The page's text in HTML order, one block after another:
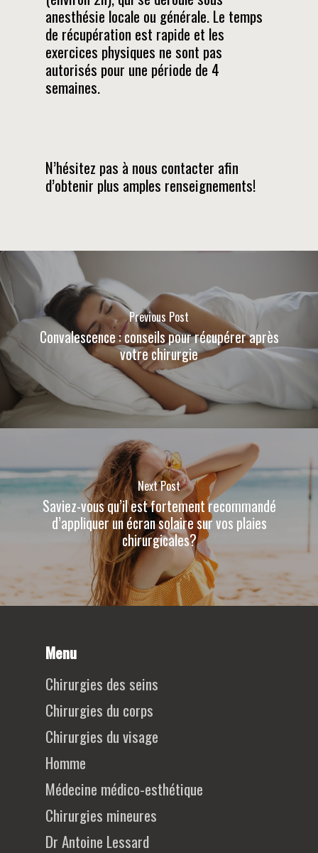
anesthésie locale ou générale. Le temps
de récupération est rapide et les
exercices physiques ne sont pas
autorisés pour une période de 4
semaines.
N’hésitez pas à nous contacter afin
d’obtenir plus amples renseignements!
Previous Post
Convalescence : conseils pour récupérer après
votre chirurgie
Next Post
Saviez-vous qu’il est fortement recommandé
d’appliquer un écran solaire sur vos plaies
chirurgicales?
Menu
Chirurgies des seins
Chirurgies du corps
Chirurgies du visage
Homme
Médecine médico-esthétique
Chirurgies mineures
Dr Antoine Lessard